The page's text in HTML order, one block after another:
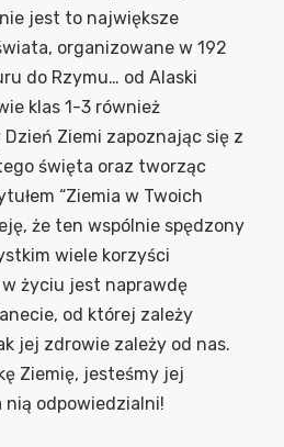
jest to największe
organizowane w 192
do Rzymu… od Alaski
klas 1-3 również
Ziemi zapoznając się z
święta oraz tworząc
“Ziemia w Twoich
że ten wspólnie spędzony
wiele korzyści
życiu jest naprawdę
od której zależy
jej zdrowie zależy od nas.
Ziemię, jesteśmy jej
nią odpowiedzialni!